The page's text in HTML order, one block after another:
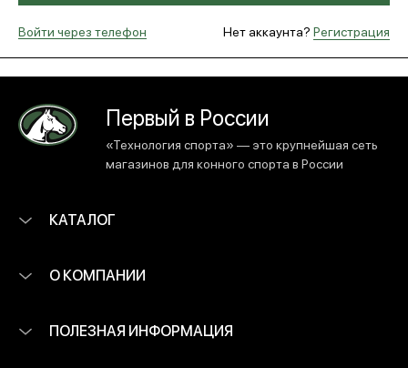
МЕДИА
ПОКУПАТЕЛЯМ
ОПЛАТА И ДОСТАВКА
обратный звонок
Войти через телефон Нет аккаунта? Регистрация
Первый в России
«Технология спорта» — это крупнейшая сеть
магазинов для конного спорта в России
КАТАЛОГ
О КОМПАНИИ
ПОЛЕЗНАЯ ИНФОРМАЦИЯ